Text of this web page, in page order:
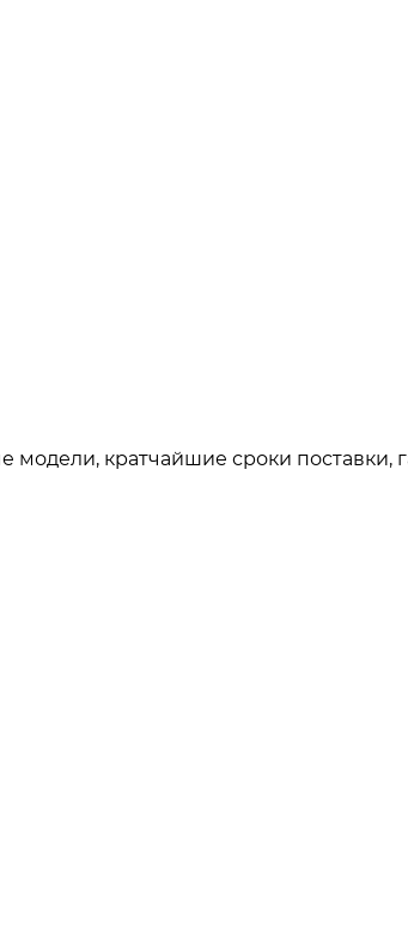
кратчайшие сроки поставки,